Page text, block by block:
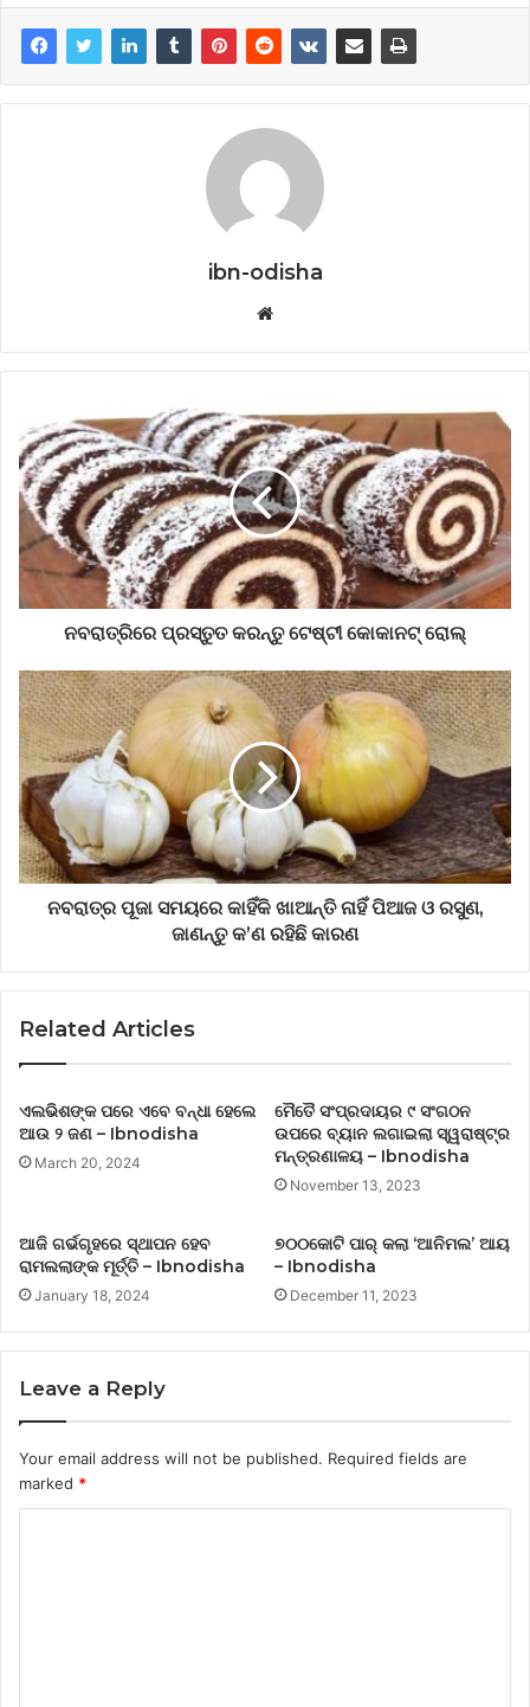
ibn-odisha
Website
ନବରାତ୍ରିରେ ପ୍ରସ୍ତୁତ କରନ୍ତୁ ଟେଷ୍ଟୀ କୋକାନଟ୍‌ ରୋଲ୍‌
ନବରାତ୍ର ପୂଜା ସମୟରେ କାହିଁକି ଖାଆନ୍ତି ନାହିଁ ପିଆଜ ଓ ରସୁଣ,
ଜାଣନ୍ତୁ କ’ଣ ରହିଛି କାରଣ
Related Articles
ଏଲଭିଶଙ୍କ ପରେ ଏବେ ବନ୍ଧା ହେଲେ
ଆଉ ୨ ଜଣ – Ibnodisha
March 20, 2024
ମୈତୈ ସଂପ୍ରଦାୟର ୯ ସଂଗଠନ
ଉପରେ ବ୍ୟାନ ଲଗାଇଲା ସ୍ୱରାଷ୍ଟ୍ର
ମନ୍ତ୍ରଣାଳୟ – Ibnodisha
November 13, 2023
ଆଜି ଗର୍ଭଗୃହରେ ସ୍ଥାପନ ହେବ
ରାମଲଲାଙ୍କ ମୂର୍ତ୍ତି – Ibnodisha
January 18, 2024
୭୦୦କୋଟି ପାର୍ କଲା ‘ଆନିମଲ’ ଆୟ
– Ibnodisha
December 11, 2023
Leave a Reply
Your email address will not be published. Required fields are
marked *